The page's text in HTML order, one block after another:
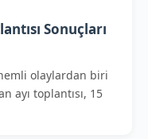
Sonuçları
olaylardan biri
ayı toplantısı, 15